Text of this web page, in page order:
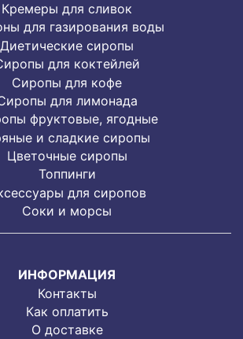
Кремеры для сливок
для газирования воды
Диетические сиропы
для коктейлей
Сиропы для кофе
для лимонада
фруктовые, ягодные
и сладкие сиропы
Цветочные сиропы
Топпинги
для сиропов
Соки и морсы
ИНФОРМАЦИЯ
Контакты
Как оплатить
О доставке